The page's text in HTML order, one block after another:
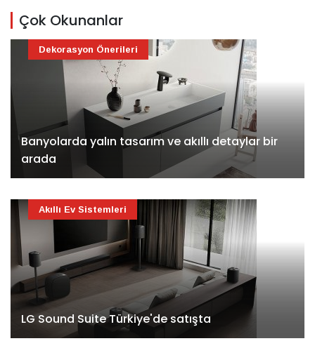
Çok Okunanlar
Banyolarda yalın tasarım ve akıllı detaylar bir
arada
Dekorasyon Önerileri
LG Sound Suite Türkiye'de satışta
Akıllı Ev Sistemleri